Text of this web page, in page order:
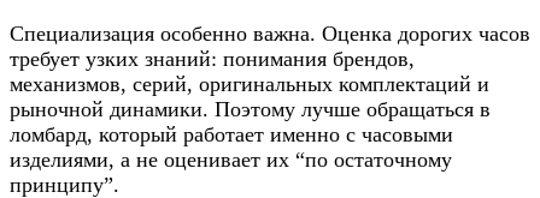
Специализация особенно важна. Оценка дорогих часов
требует узких знаний: понимания брендов,
механизмов, серий, оригинальных комплектаций и
рыночной динамики. Поэтому лучше обращаться в
ломбард, который работает именно с часовыми
изделиями, а не оценивает их “по остаточному
принципу”.